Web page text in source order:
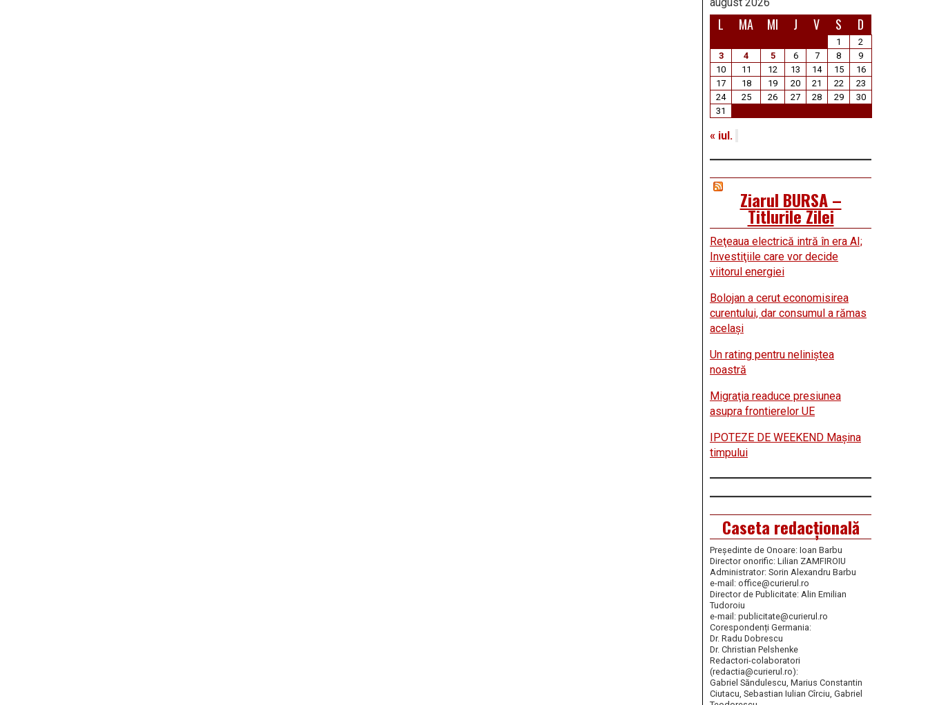
L MA MI J V S D
1
2
3
4 5 6 7 8
9
10
11 12 13 14 15
16
17
18 19 20 21 22
23
24
25 26 27 28 29
30
31
« iul.
Ziarul BURSA –
Titlurile Zilei
Reţeaua electrică intră în era AI;
Investiţiile care vor decide
viitorul energiei
Bolojan a cerut economisirea
curentului, dar consumul a rămas
acelaşi
Un rating pentru neliniştea
noastră
Migraţia readuce presiunea
asupra frontierelor UE
IPOTEZE DE WEEKEND Maşina
timpului
Caseta redacțională
Președinte de Onoare: Ioan Barbu
Director onorific: Lilian ZAMFIROIU
Administrator: Sorin Alexandru Barbu
e-mail: office@curierul.ro
Director de Publicitate: Alin Emilian
Tudoroiu
e-mail: publicitate@curierul.ro
Corespondenți Germania:
Dr. Radu Dobrescu
Dr. Christian Pelshenke
Redactori-colaboratori
(redactia@curierul.ro):
Gabriel Săndulescu, Marius Constantin
Ciutacu, Sebastian Iulian Cîrciu, Gabriel